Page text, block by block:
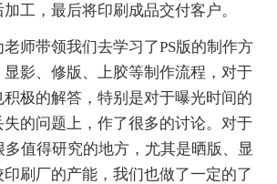
工，最后将印刷成品交付客户。
带领我们去学习了PS版的制作方
影、修版、上胶等制作流程，对于
极的解答，特别是对于曝光时间的
的问题上，作了很多的讨论。对于
多值得研究的地方，尤其是晒版、显
刷厂的产能，我们也做了一定的了